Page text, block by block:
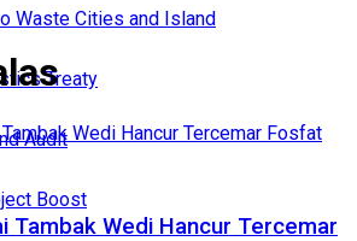
Waste Cities and Island
Treaty
Audit
Boost
Tambak Wedi Hancur Tercemar